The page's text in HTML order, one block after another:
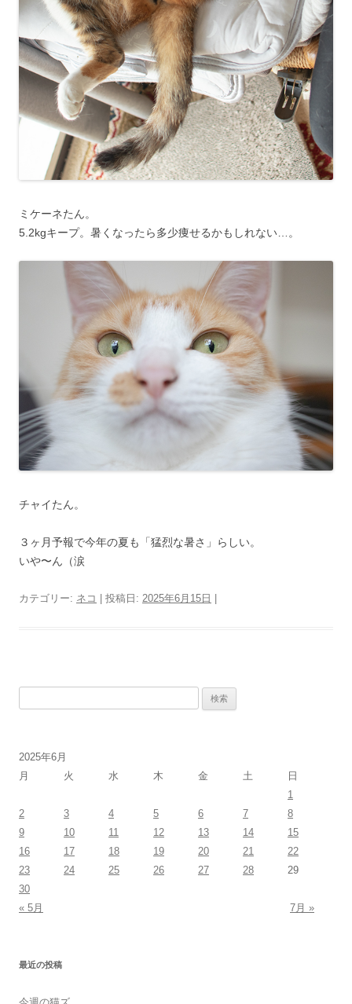
ミケーネたん。
5.2kgキープ。暑くなったら多少痩せるかもしれない…。
チャイたん。
３ヶ月予報で今年の夏も「猛烈な暑さ」らしい。
いや〜ん（涙
カテゴリー: ネコ | 投稿日: 2025年6月15日
2025年6月
月
火 水 木 金 土
日
1
2
3 4 5 6 7
8
9
10 11 12 13 14
15
16
17 18 19 20 21
22
23
24 25 26 27 28
29
30
« 5月
7月 »
最近の投稿